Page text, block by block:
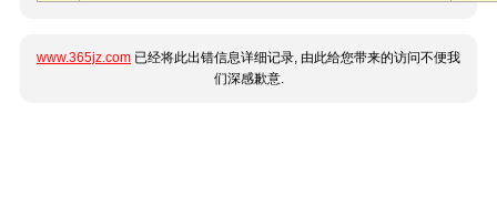
www.365jz.com 已经将此出错信息详细记录, 由此给您带来的访问不便我
们深感歉意.